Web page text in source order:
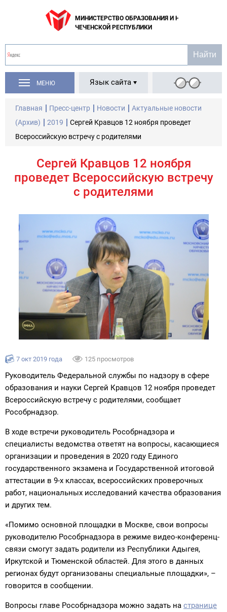
МИНИСТЕРСТВО ОБРАЗОВАНИЯ И НАУКИ
ЧЕЧЕНСКОЙ РЕСПУБЛИКИ
МЕНЮ Язык сайта
Главная Пресс-центр Новости
Актуальные новости
(Архив)
2019
Сергей Кравцов 12 ноября проведет
Всероссийскую встречу с родителями
Сергей Кравцов 12 ноября
проведет Всероссийскую встречу
с родителями
7 окт 2019 года 125 просмотров
Руководитель Федеральной службы по надзору в сфере
образования и науки Сергей Кравцов 12 ноября проведет
Всероссийскую встречу с родителями, сообщает
Рособрнадзор.
В ходе встречи руководитель Рособрнадзора и
специалисты ведомства ответят на вопросы, касающиеся
организации и проведения в 2020 году Единого
государственного экзамена и Государственной итоговой
аттестации в 9-х классах, всероссийских проверочных
работ, национальных исследований качества образования
и других тем.
«Помимо основной площадки в Москве, свои вопросы
руководителю Рособрнадзора в режиме видео-конференц-
связи смогут задать родители из Республики Адыгея,
Иркутской и Тюменской областей. Для этого в данных
регионах будут организованы специальные площадки», –
говорится в сообщении.
Вопросы главе Рособрнадзора можно задать на странице